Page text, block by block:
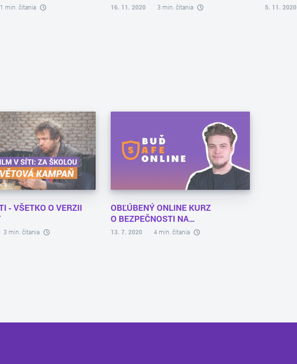
1 min. čítania 16. 11. 2020 3 min. čítania 5. 11. 2020
‑ VŠETKO O VERZII
3 min. čítania
OBĽÚBENÝ ONLINE KURZ
O BEZPEČNOSTI NA…
13. 7. 2020 4 min. čítania